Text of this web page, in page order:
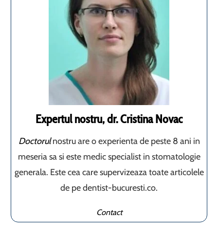
Expertul nostru, dr. Cristina Novac
Doctorulnostru are o experienta de peste 8 ani in
meseria sa si este medic specialist in stomatologie
generala. Este cea care supervizeaza toate articolele
de pe dentist-bucuresti.co.
Contact